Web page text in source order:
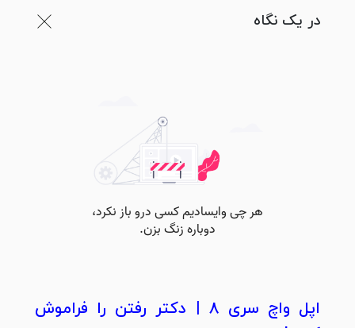
در یک نگاه
اپل واچ سری 8 | دکتر رفتن را فراموش